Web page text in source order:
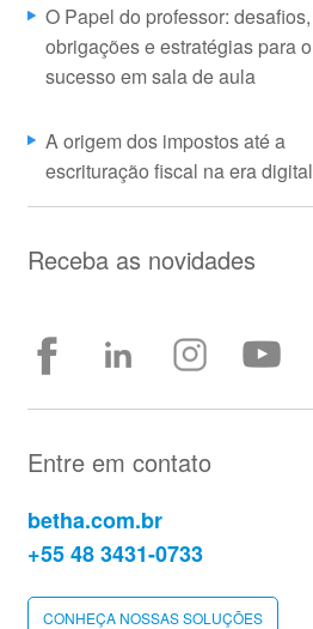
O Papel do professor: desafios,
obrigações e estratégias para o
sucesso em sala de aula
A origem dos impostos até a
escrituração fiscal na era digital
Receba as novidades
Entre em contato
betha.com.br
+55 48 3431-0733
CONHEÇA NOSSAS SOLUÇÕES